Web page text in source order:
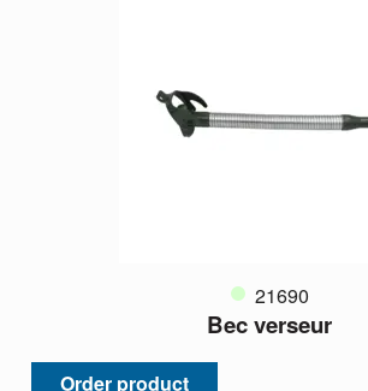
21690
Bec verseur
Order product